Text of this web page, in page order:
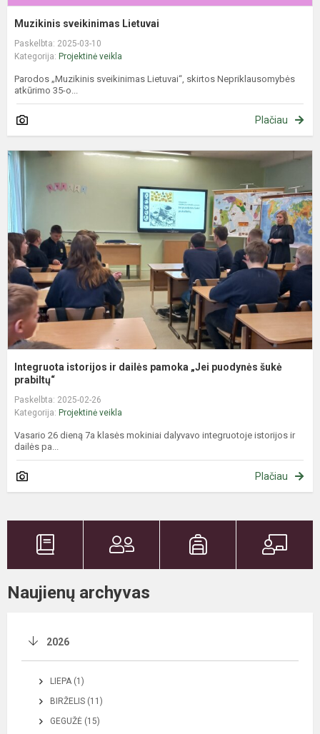
Muzikinis sveikinimas Lietuvai
Paskelbta: 2025-03-10
Kategorija: Projektinė veikla
Parodos „Muzikinis sveikinimas Lietuvai“, skirtos Nepriklausomybės
atkūrimo 35-o...
Plačiau
Integruota istorijos ir dailės pamoka „Jei puodynės šukė
prabiltų“
Paskelbta: 2025-02-26
Kategorija: Projektinė veikla
Vasario 26 dieną 7a klasės mokiniai dalyvavo integruotoje istorijos ir
dailės pa...
Plačiau
Naujienų archyvas
2026
LIEPA (1)
BIRŽELIS (11)
GEGUŽĖ (15)